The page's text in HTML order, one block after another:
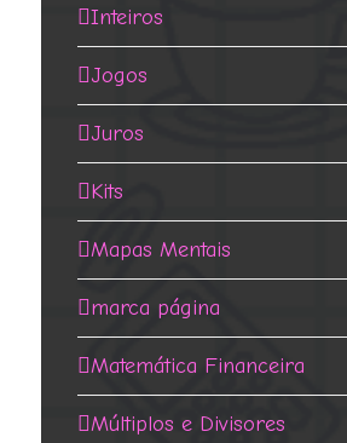
Inteiros
Jogos
Juros
Kits
Mapas Mentais
marca página
Matemática Financeira
Múltiplos e Divisores